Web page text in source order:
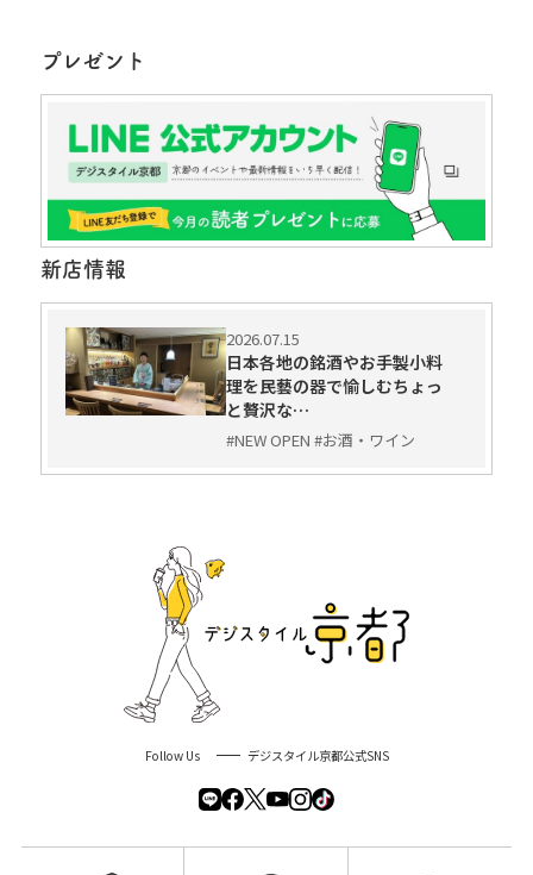
プレゼント
新店情報
2026.07.15
日本各地の銘酒やお手製小料
理を民藝の器で愉しむちょっ
と贅沢な…
#NEW OPEN #お酒・ワイン
Follow Us デジスタイル京都公式SNS